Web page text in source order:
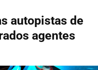
autopistas de
agentes